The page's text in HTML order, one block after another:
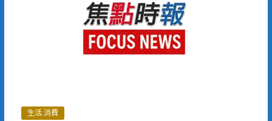
生活.消費